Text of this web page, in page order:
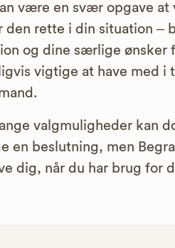
være en svær opgave
den rette i din situation –
og dine særlige ønsker
vigtige at have med i
valgmuligheder kan
en beslutning, men
dig, når du har brug for